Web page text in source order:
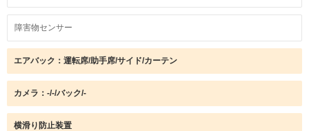
障害物センサー
エアバック：運転席/助手席/サイド/カーテン
カメラ：-/-/バック/-
横滑り防止装置